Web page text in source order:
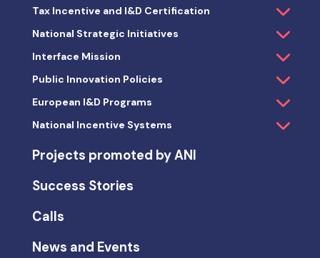
Tax Incentive and I&D Certification
National Strategic Initiatives
Interface Mission
Public Innovation Policies
European I&D Programs
National Incentive Systems
Projects promoted by ANI
Success Stories
Calls
News and Events